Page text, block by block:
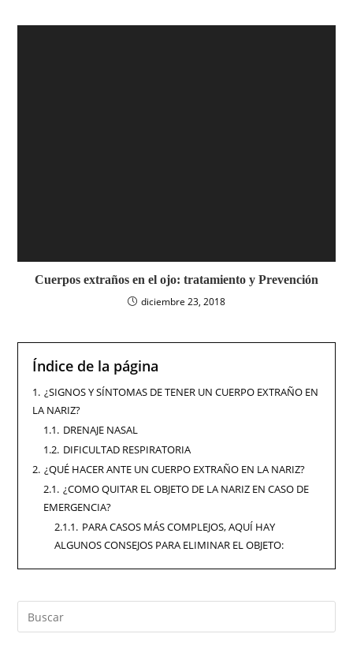
Cuerpos extraños en el ojo: tratamiento y Prevención
diciembre 23, 2018
Índice de la página
1. ¿SIGNOS Y SÍNTOMAS DE TENER UN CUERPO EXTRAÑO EN
LA NARIZ?
1.1. DRENAJE NASAL
1.2. DIFICULTAD RESPIRATORIA
2. ¿QUÉ HACER ANTE UN CUERPO EXTRAÑO EN LA NARIZ?
2.1. ¿COMO QUITAR EL OBJETO DE LA NARIZ EN CASO DE
EMERGENCIA?
2.1.1. PARA CASOS MÁS COMPLEJOS, AQUÍ HAY
ALGUNOS CONSEJOS PARA ELIMINAR EL OBJETO: